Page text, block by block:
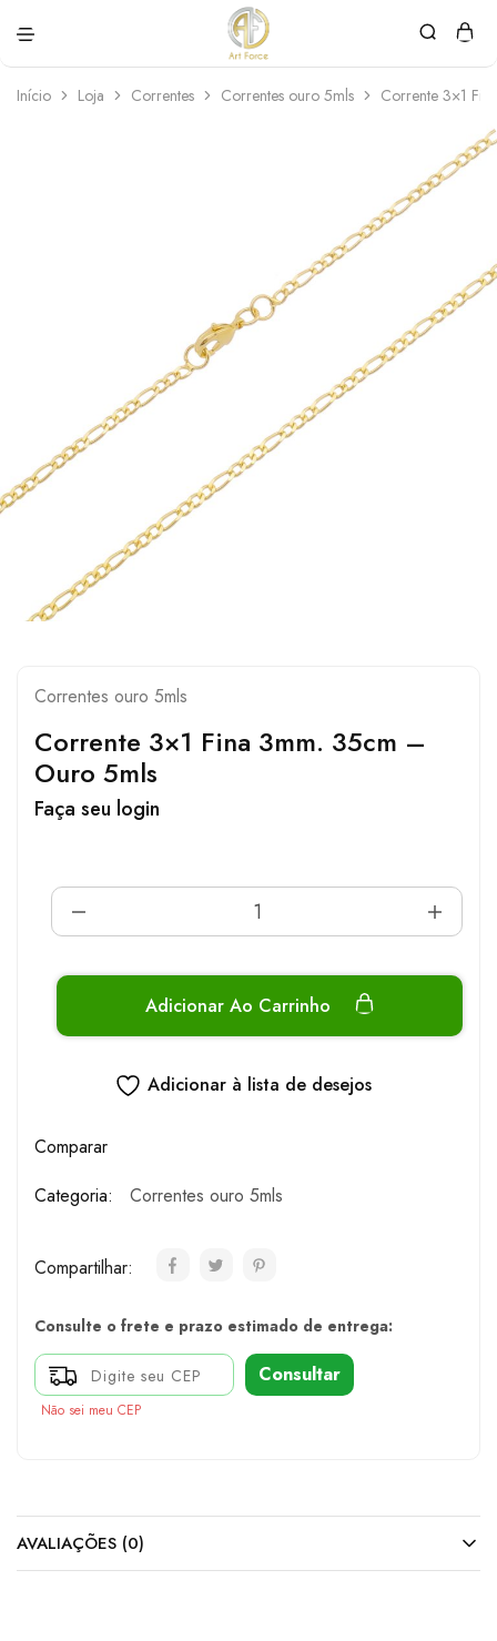
Force
personalizadas
Início Loja Correntes Correntes ouro 5mls Corrente 3×1
Correntes ouro 5mls
Corrente 3×1 Fina 3mm. 35cm –
Ouro 5mls
Faça seu login
Adicionar Ao Carrinho
Adicionar à lista de desejos
Comparar
Categoria:
Correntes ouro 5mls
Compartilhar:
Consulte o frete e prazo estimado de entrega:
Consultar
Não sei meu CEP
AVALIAÇÕES (0)